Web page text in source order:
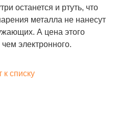
останется и ртуть, что
металла не нанесут
А цена этого
электронного.
к списку